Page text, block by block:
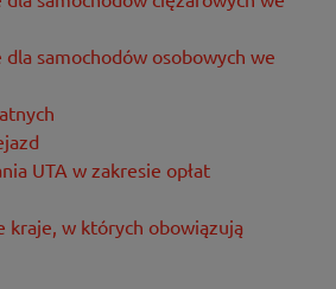
dla samochodów osobowych we
UTA w zakresie opłat
kraje, w których obowiązują